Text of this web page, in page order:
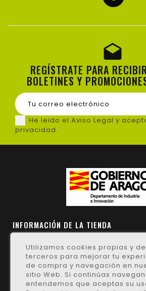
REGÍSTRATE PARA
BOLETINES Y
He leido el Aviso Legal y
privacidad.
INFORMACIÓN DE LA TIENDA
NUESTRAS CONDICIONES
NUESTRAS PROMOCIONES
Utilizamos cookies propias y de
terceros para mejorar tu
de compra y navegación en
sitio Web. Si continúas
entendemos que aceptas su